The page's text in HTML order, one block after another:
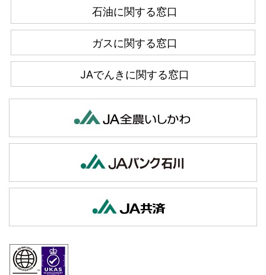
石油に関する窓口
ガスに関する窓口
JAでんきに関する窓口